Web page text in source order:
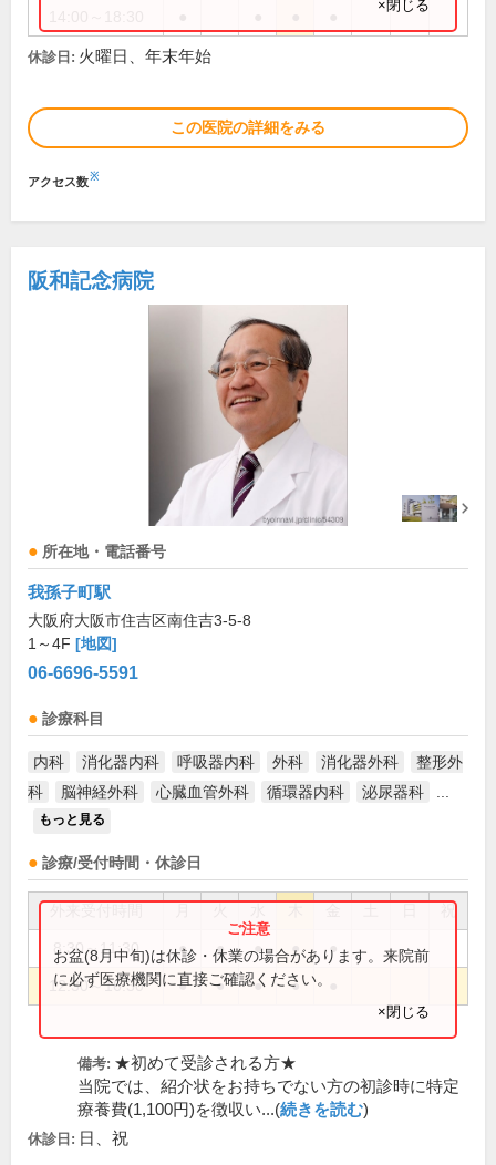
×閉じる
休診日: 火曜日、年末年始
この医院の詳細をみる
アクセス数※
阪和記念病院
所在地・電話番号
我孫子町駅
大阪府大阪市住吉区南住吉3-5-8
1～4F [地図]
06-6696-5591
診療科目
内科 消化器内科 呼吸器内科 外科 消化器外科
整形外
科
脳神経外科 心臓血管外科 循環器内科 泌尿器科
もっと見る
診療/受付時間・休診日
祝
8:30～11:30 ● ● ● ● ●
12:30～16:30 ● ● ● ●
お盆(8月中旬)は休診・休業の場合があります。来院前
に必ず医療機関に直接ご確認ください。
×閉じる
備考: ★初めて受診される方★
当院では、紹介状をお持ちでない方の初診時に特定
療養費(1,100円)を徴収い...(続きを読む)
休診日: 日、祝